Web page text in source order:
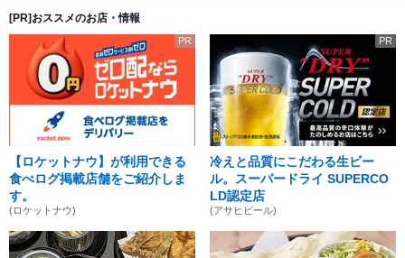
[PR]おススメのお店・情報
PR
【ロケットナウ】が利用できる
食べログ掲載店舗をご紹介しま
す。
(ロケットナウ)
PR
冷えと品質にこだわる生ビー
ル。スーパードライ SUPERCO
LD認定店
(アサヒビール)